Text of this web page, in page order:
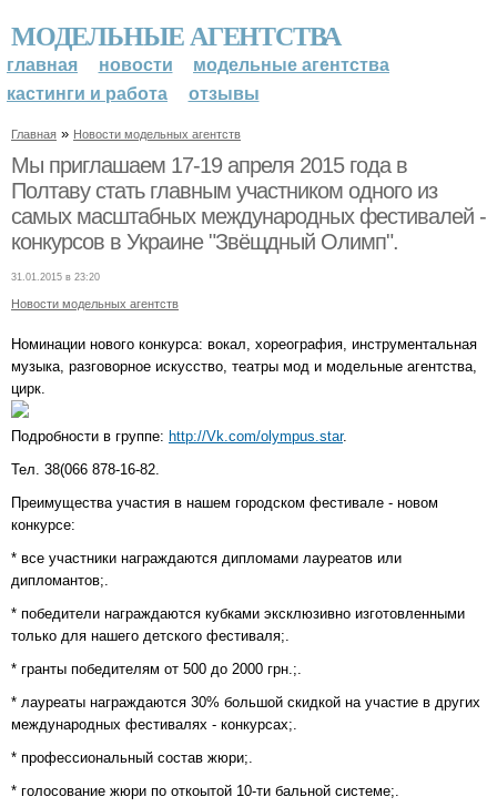
МОДЕЛЬНЫЕ АГЕНТСТВА
главная новости
модельные агентства
кастинги и работа
отзывы
Главная » Новости модельных агентств
Мы приглашаем 17-19 апреля 2015 года в
Полтаву стать главным участником одного из
самых масштабных международных фестивалей -
конкурсов в Украине "Звёщдный Олимп".
31.01.2015 в 23:20
Новости модельных агентств
Номинации нового конкурса: вокал, хореография, инструментальная
музыка, разговорное искусство, театры мод и модельные агентства,
цирк.
Подробности в группе: http://Vk.com/olympus.star.
Тел. 38(066 878-16-82.
Преимущества участия в нашем городском фестивале - новом
конкурсе:
* все участники награждаются дипломами лауреатов или
дипломантов;.
* победители награждаются кубками эксклюзивно изготовленными
только для нашего детского фестиваля;.
* гранты победителям от 500 до 2000 грн.;.
* лауреаты награждаются 30% большой скидкой на участие в других
международных фестивалях - конкурсах;.
* профессиональный состав жюри;.
* голосование жюри по откоытой 10-ти бальной системе;.